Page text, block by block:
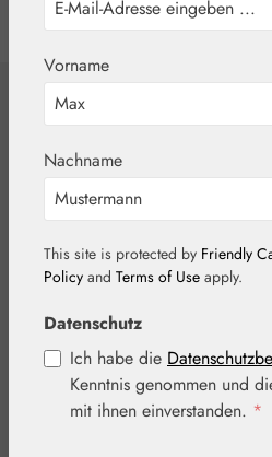
Vitamin K2
Kapseln
Bildergalerie überspringen
Vorname
Nachname
This site is protected by Friendly
Policy and Terms of Use apply.
Datenschutz
Ich habe die
Kenntnis genommen und
mit ihnen einverstanden. *